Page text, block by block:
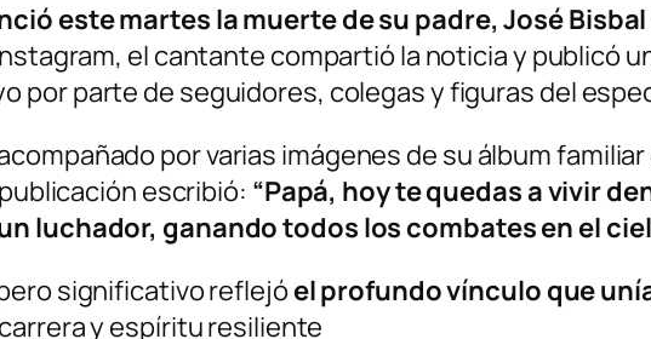
este martes la muerte de su padre, José
el cantante compartió la noticia y publicó
por parte de seguidores, colegas y figuras del
por varias imágenes de su álbum
escribió: “Papá, hoy te quedas a vivir
luchador, ganando todos los combates en el
significativo reflejó el profundo vínculo que
y espíritu resiliente